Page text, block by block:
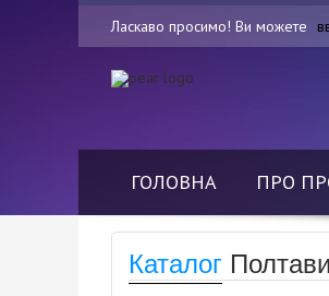
Ласкаво просимо! Ви можете
ГОЛОВНА ПРО
Каталог Полтави